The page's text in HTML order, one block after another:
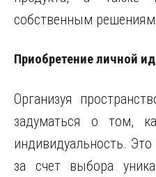
собственным
Приобретение личной
Организуя
задуматься о том,
индивидуальность.
за счет выбора